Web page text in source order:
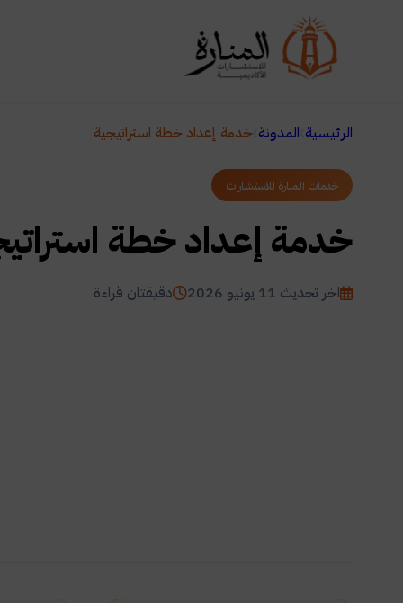
الرئيسية المدونة خدمة إعداد خطة استراتيجية
خدمات المنارة للاستشارات
خدمة إعداد خطة
اخر تحديث 11 يونيو 2026 دقيقتان قراءة